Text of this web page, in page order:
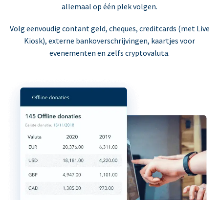
allemaal op één plek volgen.
Volg eenvoudig contant geld, cheques, creditcards (met Live
Kiosk), externe bankoverschrijvingen, kaartjes voor
evenementen en zelfs cryptovaluta.